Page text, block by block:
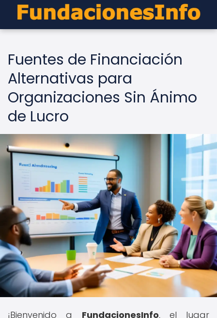
Fuentes de Financiación
Alternativas para
Organizaciones Sin Ánimo
de Lucro
¡Bienvenido a FundacionesInfo, el lugar